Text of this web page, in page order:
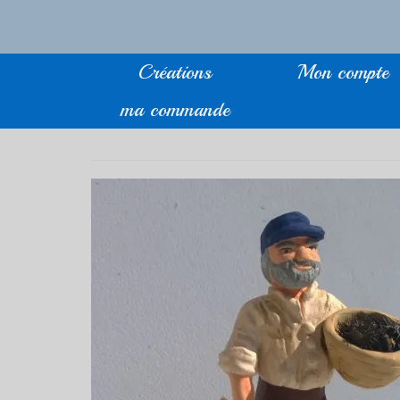
Créations Mon compte
ma commande